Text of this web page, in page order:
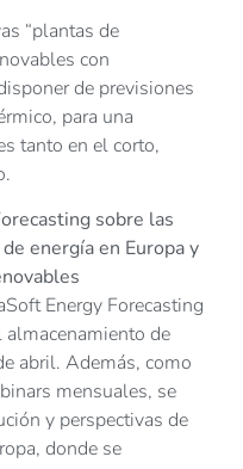
“plantas de
con
de previsiones
para una
tanto en el corto,
sobre las
energía en Europa y
Energy Forecasting
de
abril. Además, como
mensuales, se
y perspectivas de
donde se